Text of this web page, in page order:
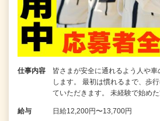
仕事内容
皆さまが安全に通れるよう人や
します。 最初は慣れるまで、歩
ていただきます。 未経験で始め
給与 日給12,200円〜13,700円